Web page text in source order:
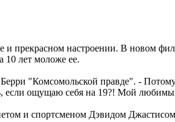
и прекрасном настроении. В новом
лет моложе ее.
"Комсомольской правде". -
если ощущаю себя на 19?! Мой
и спортсменом Дэвидом